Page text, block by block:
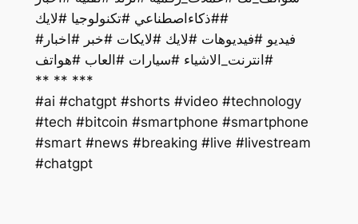
#ذكاءاصطناعي #تكنولوجيا #لايك#
فيديو #فيديوهات #لايك #لايكات #خبر #اخبار#
#انترنت_الاشياء #سيارات #العاب #هواتف
** ** ***
#ai #chatgpt #shorts #video #technology
#tech #bitcoin #smartphone #smartphone
#smart #news #breaking #live #livestream
#chatgpt